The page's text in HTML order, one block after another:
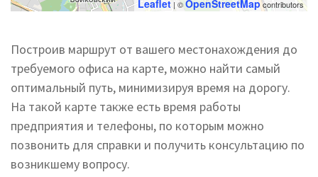
Leaflet | ©OpenStreetMapcontributors
Построив маршрут от вашего местонахождения до
требуемого офиса на карте, можно найти самый
оптимальный путь, минимизируя время на дорогу.
На такой карте также есть время работы
предприятия и телефоны, по которым можно
позвонить для справки и получить консультацию по
возникшему вопросу.